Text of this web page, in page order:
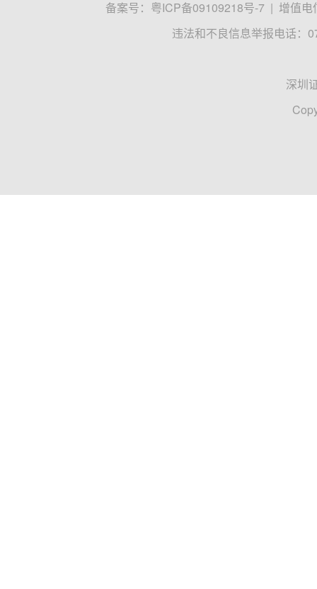
备案号： 粤ICP备09109218号-7 | 增值电
违法和不良信息举报电话：
深圳